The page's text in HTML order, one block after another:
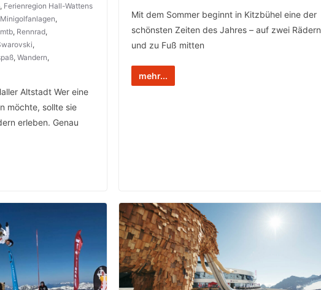
, Ferienregion Hall-Wattens
Minigolfanlagen,
mtb, Rennrad,
,
, Wandern,
Altstadt Wer eine
möchte, sollte sie
erleben. Genau
Mit dem Sommer beginnt in Kitzbühel eine der
schönsten Zeiten des Jahres – auf zwei Rädern
und zu Fuß mitten
mehr...